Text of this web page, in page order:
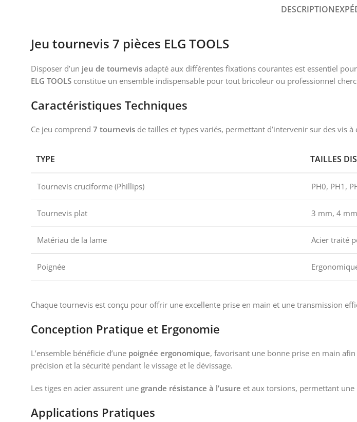
DESCRIPTION
Jeu tournevis 7 pièces ELG TOOLS
Disposer d’un jeu de tournevis adapté aux différentes fixations courantes est essentiel
ELG TOOLS constitue un ensemble indispensable pour tout bricoleur ou professionnel
Caractéristiques Techniques
Ce jeu comprend 7 tournevis de tailles et types variés, permettant d’intervenir sur des vis à
TYPE TAILLES
Tournevis cruciforme (Phillips) PH0, PH1,
Tournevis plat 3 mm, 4
Matériau de la lame Acier traité
Poignée
Chaque tournevis est conçu pour offrir une excellente prise en main et une transmission
Conception Pratique et Ergonomie
L’ensemble bénéficie d’une poignée ergonomique, favorisant une bonne prise en main
précision et la sécurité pendant le vissage et le dévissage.
Les tiges en acier assurent une grande résistance à l’usure et aux torsions, permettant
Applications Pratiques